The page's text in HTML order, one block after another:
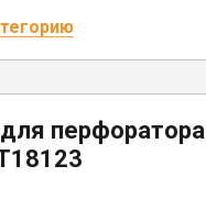
перфоратора